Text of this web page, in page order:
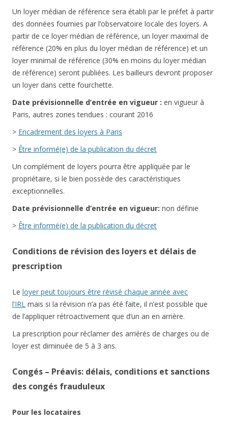
Un loyer médian de référence sera établi par le préfet à partir
des données fournies par l’observatoire locale des loyers. A
partir de ce loyer médian de référence, un loyer maximal de
référence (20% en plus du loyer médian de référence) et un
loyer minimal de référence (30% en moins du loyer médian
de référence) seront publiées. Les bailleurs devront proposer
un loyer dans cette fourchette.
Date prévisionnelle d’entrée en vigueur : en vigueur à
Paris, autres zones tendues : courant 2016
> Encadrement des loyers à Paris
> Être informé(e) de la publication du décret
Un complément de loyers pourra être appliquée par le
propriétaire, si le bien possède des caractéristiques
exceptionnelles.
Date prévisionnelle d’entrée en vigueur: non définie
> Être informé(e) de la publication du décret
Conditions de révision des loyers et délais de
prescription
Le loyer peut toujours être révisé chaque année avec
l’IRL mais si la révision n’a pas été faite, il n’est possible que
de l’appliquer rétroactivement que d’un an en arrière.
La prescription pour réclamer des arriérés de charges ou de
loyer est diminuée de 5 à 3 ans.
Congés – Préavis: délais, conditions et sanctions
des congés frauduleux
Pour les locataires